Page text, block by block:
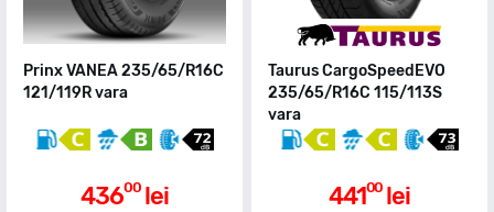
Prinx VANEA 235/65/R16C
121/119R vara
43600 lei
Taurus CargoSpeedEVO
235/65/R16C 115/113S
vara
44100 lei